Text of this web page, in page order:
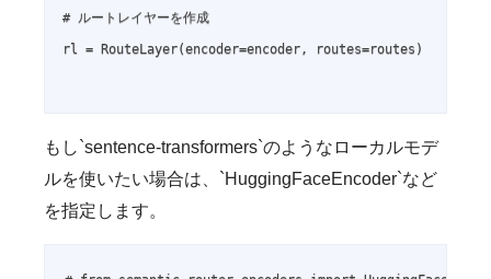
# ルートレイヤーを作成
rl = RouteLayer(encoder=encoder, routes=routes)
もし`sentence-transformers`のようなローカルモデ
ルを使いたい場合は、`HuggingFaceEncoder`など
を指定します。